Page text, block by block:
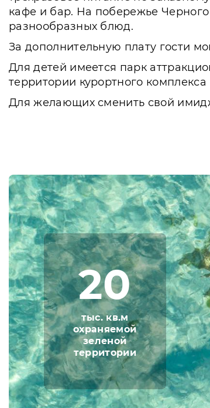
кафе и бар. На побережье Черного
разнообразных блюд.
За дополнительную плату гости
Для детей имеется парк
территории курортного
Для желающих сменить свой
Чистый воздух, красивая
неповторимым, и он запомнится
20
тыс. кв.м
охраняемой
зеленой
территории